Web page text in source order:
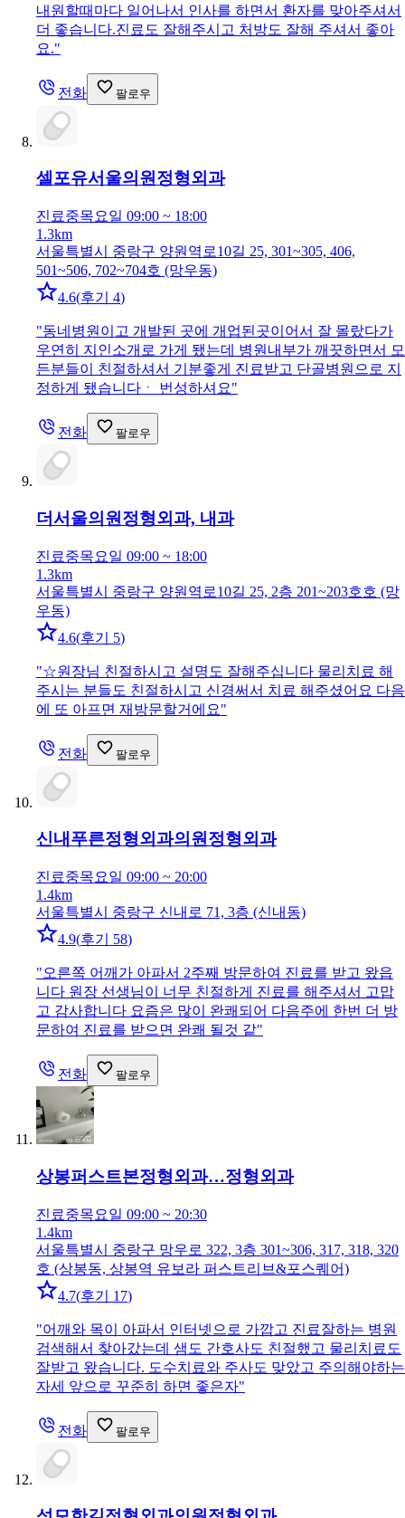
내원할때마다 일어나서 인사를 하면서 환자를 맞아주셔서
더 좋습니다.진료도 잘해주시고 처방도 잘해 주셔서 좋아
요."
전화 팔로우
셀포유서울의원정형외과
진료중목요일 09:00 ~ 18:00
1.3km
서울특별시 중랑구 양원역로10길 25, 301~305, 406,
501~506, 702~704호 (망우동)
4.6(후기 4)
"동네병원이고 개발된 곳에 개업된곳이어서 잘 몰랐다가
우연히 지인소개로 가게 됐는데 병원내부가 깨끗하면서 모
든분들이 친절하셔서 기분좋게 진료받고 단골병원으로 지
정하게 됐습니다ㆍ 번성하셔요"
전화 팔로우
더서울의원 정형외과, 내과
진료중목요일 09:00 ~ 18:00
1.3km
서울특별시 중랑구 양원역로10길 25, 2층 201~203호호 (망
우동)
4.6(후기 5)
"☆원장님 친절하시고 설명도 잘해주십니다 물리치료 해
주시는 분들도 친절하시고 신경써서 치료 해주셨어요 다음
에 또 아프면 재방문할거에요"
전화 팔로우
신내푸른정형외과의원정형외과
진료중목요일 09:00 ~ 20:00
1.4km
서울특별시 중랑구 신내로 71, 3층 (신내동)
4.9(후기 58)
"오른쪽 어깨가 아파서 2주째 방문하여 진료를 받고 왔읍
니다 원장 선생님이 너무 친절하게 진료를 해주셔서 고맙
고 감사합니다 요즘은 많이 완쾌되어 다음주에 한번 더 방
문하여 진료를 받으면 완쾌 될것 같"
전화 팔로우
상봉퍼스트본정형외과…정형외과
진료중목요일 09:00 ~ 20:30
1.4km
서울특별시 중랑구 망우로 322, 3층 301~306, 317, 318, 320
호 (상봉동, 상봉역 유보라 퍼스트리브&포스퀘어)
4.7(후기 17)
"어깨와 목이 아파서 인터넷으로 가깝고 진료잘하는 병원
검색해서 찾아갔는데 샘도 간호사도 친절했고 물리치료도
잘받고 왔습니다. 도수치료와 주사도 맞았고 주의해야하는
자세 앞으로 꾸준히 하면 좋은자"
전화 팔로우